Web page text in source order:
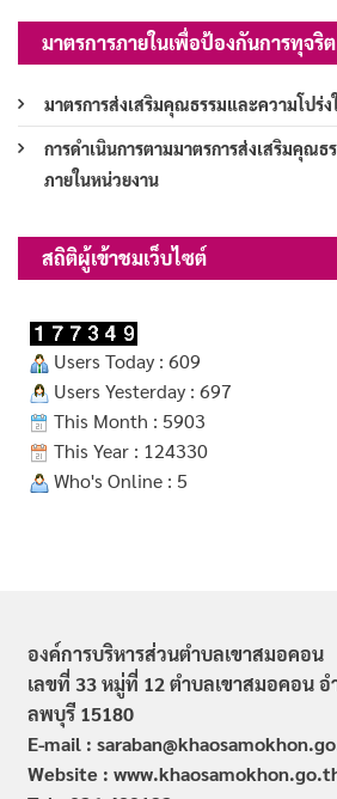
มาตรการภายในเพื่อป้องกันการทุจริต
มาตรการส่งเสริมคุณธรรมและความโปร่
การดำเนินการตามมาตรการส่งเสริมคุณธ
ภายในหน่วยงาน
สถิติผู้เข้าชมเว็บไซต์
Users Today : 609
Users Yesterday : 697
This Month : 5903
This Year : 124330
Who's Online : 5
องค์การบริหารส่วนตำบลเขาสมอคอน
เลขที่ 33 หมู่ที่ 12 ตำบลเขาสมอคอน อ
ลพบุรี 15180
E-mail :
Website :